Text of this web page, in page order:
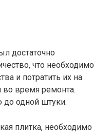
достаточно
что необходимо
и потратить их на
во время ремонта.
до одной штуки.
плитка, необходимо